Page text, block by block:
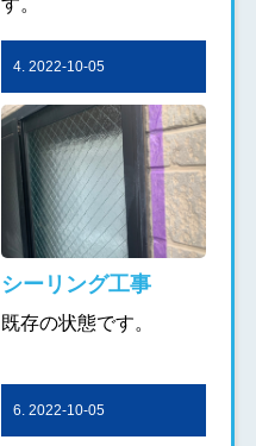
4. 2022-10-05
シーリング工事
既存の状態です。
6. 2022-10-05